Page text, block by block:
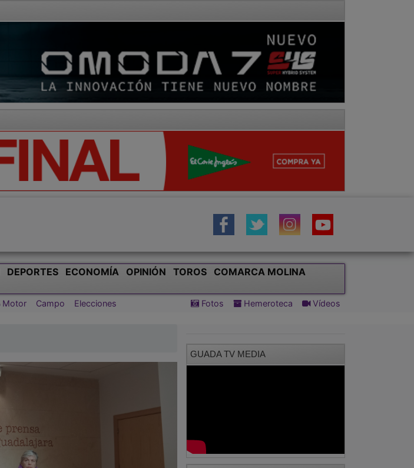
DEPORTES ECONOMÍA OPINIÓN TOROS
COMARCA MOLINA
Motor Campo Elecciones Fotos Hemeroteca Vídeos
GUADA TV MEDIA